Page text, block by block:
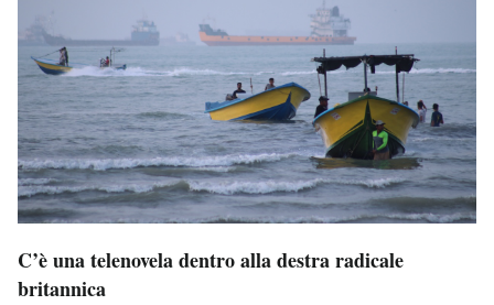
C’è una telenovela dentro alla destra radicale
britannica